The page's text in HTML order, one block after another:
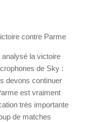
contre Parme
analysé la victoire
de Sky :
devons continuer
est vraiment
très importante
de matches